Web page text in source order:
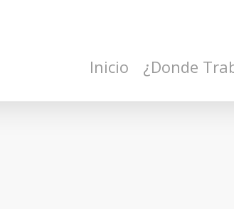
Inicio ¿Donde